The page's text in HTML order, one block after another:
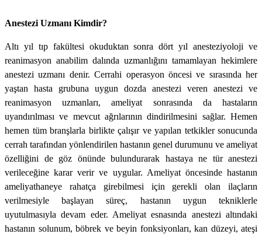
Anestezi Uzmanı Kimdir?
Altı yıl tıp fakültesi okuduktan sonra dört yıl anesteziyoloji ve
reanimasyon anabilim dalında uzmanlığını tamamlayan hekimlere
anestezi uzmanı denir. Cerrahi operasyon öncesi ve sırasında her
yaştan hasta grubuna uygun dozda anestezi veren anestezi ve
reanimasyon uzmanları, ameliyat sonrasında da hastaların
uyandırılması ve mevcut ağrılarının dindirilmesini sağlar. Hemen
hemen tüm branşlarla birlikte çalışır ve yapılan tetkikler sonucunda
cerrah tarafından yönlendirilen hastanın genel durumunu ve ameliyat
özelliğini de göz önünde bulundurarak hastaya ne tür anestezi
verileceğine karar verir ve uygular. Ameliyat öncesinde hastanın
ameliyathaneye rahatça girebilmesi için gerekli olan ilaçların
verilmesiyle başlayan süreç, hastanın uygun tekniklerle
uyutulmasıyla devam eder. Ameliyat esnasında anestezi altındaki
hastanın solunum, böbrek ve beyin fonksiyonları, kan düzeyi, ateşi